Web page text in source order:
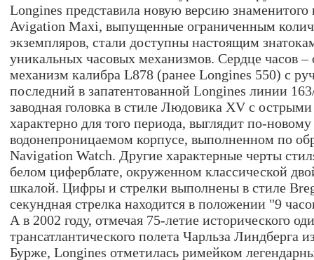
Longines представила новую версию
Avigation Maxi, выпущенные ограниченным
экземпляров, стали доступны настоящим
уникальных часовых механизмов. Сердце часов
механизм калибра L878 (ранее Longines 550) с
последний в запатентованной Longines линии
заводная головка в стиле Людовика ХV с
характерно для того периода, выглядит по-
водонепроницаемом корпусе, выполненном по
Navigation Watch. Другие характерные черты
белом циферблате, окруженном классической
шкалой. Цифры и стрелки выполнены в стиле
секундная стрелка находится в положении "9
А в 2002 году, отмечая 75-летие исторического
трансатлантического полета Чарльза Линдберга
Бурже, Longines отметилась римейком